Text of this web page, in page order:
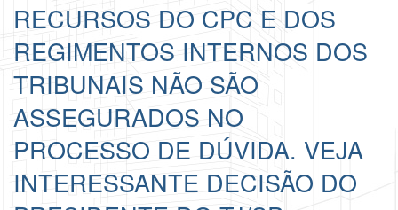
RECURSOS DO CPC E DOS
REGIMENTOS INTERNOS DOS
TRIBUNAIS NÃO SÃO
ASSEGURADOS NO
PROCESSO DE DÚVIDA. VEJA
INTERESSANTE DECISÃO DO